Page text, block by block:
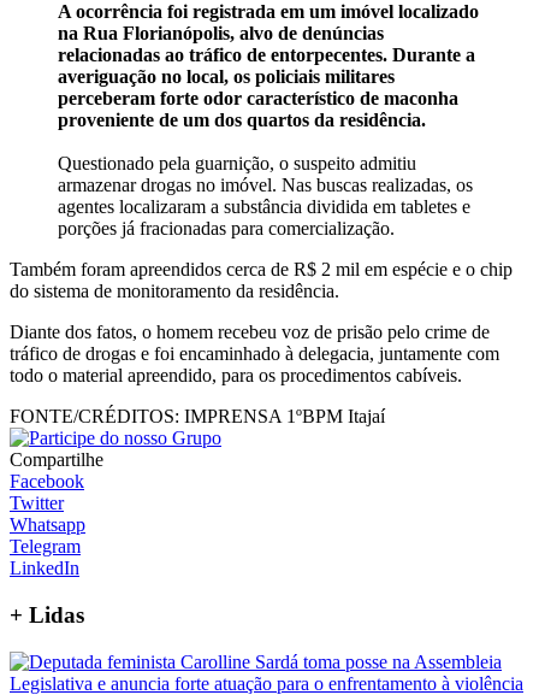
A ocorrência foi registrada em um imóvel localizado
na Rua Florianópolis, alvo de denúncias
relacionadas ao tráfico de entorpecentes. Durante a
averiguação no local, os policiais militares
perceberam forte odor característico de maconha
proveniente de um dos quartos da residência.
Questionado pela guarnição, o suspeito admitiu
armazenar drogas no imóvel. Nas buscas realizadas, os
agentes localizaram a substância dividida em tabletes e
porções já fracionadas para comercialização.
Também foram apreendidos cerca de R$ 2 mil em espécie e o chip
do sistema de monitoramento da residência.
Diante dos fatos, o homem recebeu voz de prisão pelo crime de
tráfico de drogas e foi encaminhado à delegacia, juntamente com
todo o material apreendido, para os procedimentos cabíveis.
FONTE/CRÉDITOS: IMPRENSA 1ºBPM Itajaí
Compartilhe
Facebook
Twitter
Whatsapp
Telegram
LinkedIn
+ Lidas